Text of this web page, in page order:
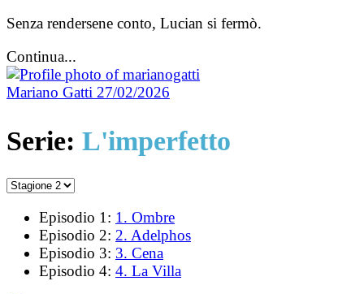
Senza rendersene conto, Lucian si fermò.
Continua...
Mariano Gatti 27/02/2026
Serie: L'imperfetto
Episodio 1: 1. Ombre
Episodio 2: 2. Adelphos
Episodio 3: 3. Cena
Episodio 4: 4. La Villa